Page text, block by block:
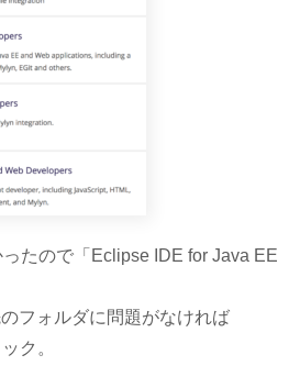
たので「Eclipse IDE for Java EE
フォルダに問題がなければ
ク。